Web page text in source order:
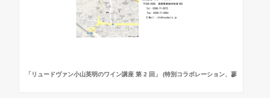
「リュードヴァン小山英明のワイン講座 第 2 回」 (特別コラボレーション、蓼